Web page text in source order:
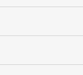
を
保